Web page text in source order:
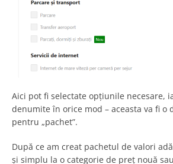
Aici pot fi selectate opțiunile necesare,
denumite în orice mod – aceasta va fi o
pentru „pachet”.
După ce am creat pachetul de valori
și simplu la o categorie de preț nouă